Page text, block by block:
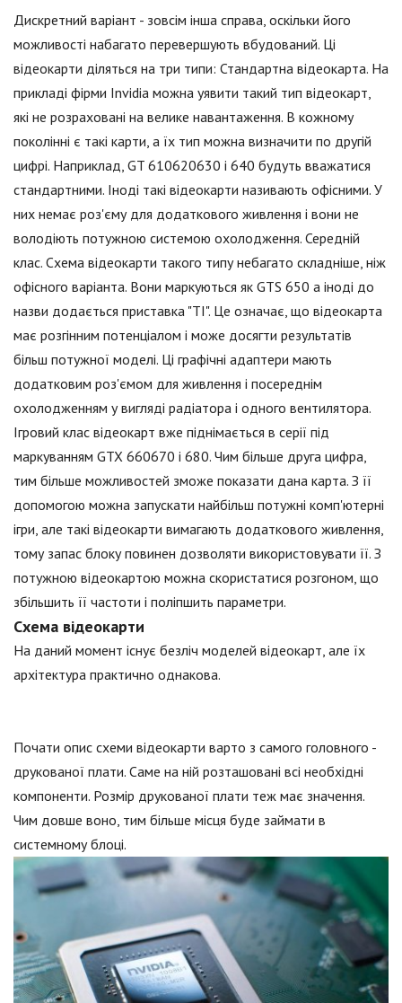
Дискретний варіант - зовсім інша справа, оскільки його
можливості набагато перевершують вбудований. Ці
відеокарти діляться на три типи: Стандартна відеокарта. На
прикладі фірми Invidia можна уявити такий тип відеокарт,
які не розраховані на велике навантаження. В кожному
поколінні є такі карти, а їх тип можна визначити по другій
цифрі. Наприклад, GT 610620630 і 640 будуть вважатися
стандартними. Іноді такі відеокарти називають офісними. У
них немає роз'єму для додаткового живлення і вони не
володіють потужною системою охолодження. Середній
клас. Схема відеокарти такого типу небагато складніше, ніж
офісного варіанта. Вони маркуються як GTS 650 а іноді до
назви додається приставка "TI". Це означає, що відеокарта
має розгінним потенціалом і може досягти результатів
більш потужної моделі. Ці графічні адаптери мають
додатковим роз'ємом для живлення і посереднім
охолодженням у вигляді радіатора і одного вентилятора.
Ігровий клас відеокарт вже піднімається в серії під
маркуванням GTX 660670 і 680. Чим більше друга цифра,
тим більше можливостей зможе показати дана карта. З її
допомогою можна запускати найбільш потужні комп'ютерні
ігри, але такі відеокарти вимагають додаткового живлення,
тому запас блоку повинен дозволяти використовувати її. З
потужною відеокартою можна скористатися розгоном, що
збільшить її частоти і поліпшить параметри.
Схема відеокарти
На даний момент існує безліч моделей відеокарт, але їх
архітектура практично однакова.
Почати опис схеми відеокарти варто з самого головного -
друкованої плати. Саме на ній розташовані всі необхідні
компоненти. Розмір друкованої плати теж має значення.
Чим довше воно, тим більше місця буде займати в
системному блоці.